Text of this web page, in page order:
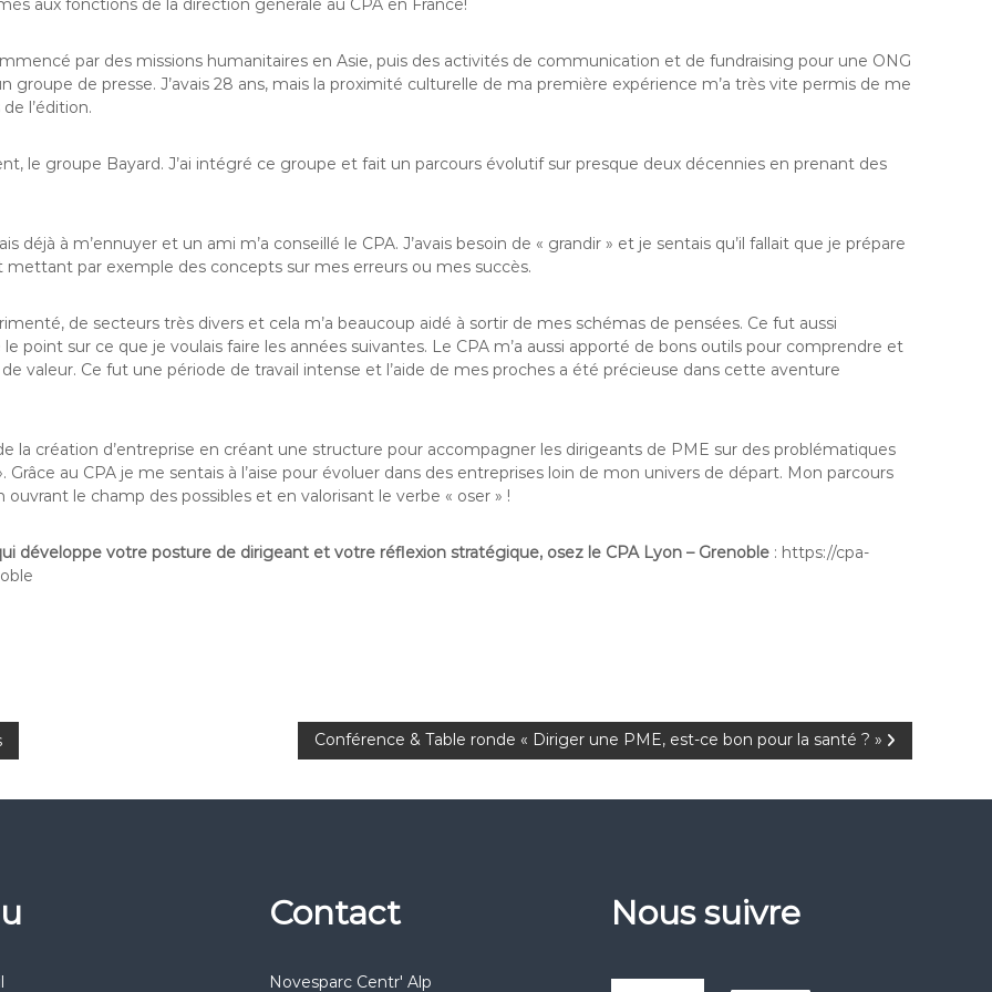
aux fonctions de la direction générale au CPA en France!
par des missions humanitaires en Asie, puis des activités de communication et de fundraising pour une ONG
groupe de presse. J’avais 28 ans, mais la proximité culturelle de ma première expérience m’a très vite permis de me
l’édition.
le groupe Bayard. J’ai intégré ce groupe et fait un parcours évolutif sur presque deux décennies en prenant des
à m’ennuyer et un ami m’a conseillé le CPA. J’avais besoin de « grandir » et je sentais qu’il fallait que je prépare
mettant par exemple des concepts sur mes erreurs ou mes succès.
de secteurs très divers et cela m’a beaucoup aidé à sortir de mes schémas de pensées. Ce fut aussi
point sur ce que je voulais faire les années suivantes. Le CPA m’a aussi apporté de bons outils pour comprendre et
valeur. Ce fut une période de travail intense et l’aide de mes proches a été précieuse dans cette aventure
la création d’entreprise en créant une structure pour accompagner les dirigeants de PME sur des problématiques
au CPA je me sentais à l’aise pour évoluer dans des entreprises loin de mon univers de départ. Mon parcours
le champ des possibles et en valorisant le verbe « oser » !
développe votre posture de dirigeant et votre réflexion stratégique, osez le CPA Lyon – Grenoble: https://cpa-
Conférence & Table ronde « Diriger une PME, est-ce bon pour la santé ? »
Contact
Novesparc Centr' Alp
Nous suivre